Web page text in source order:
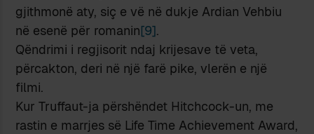
gjithmonë aty, siç e vë në dukje Ardian Vehbiu
në esenë për romanin[9].
Qëndrimi i regjisorit ndaj krijesave të veta,
përcakton, deri në një farë pike, vlerën e një
filmi.
Kur Truffaut-ja përshëndet Hitchcock-un, me
rastin e marrjes së Life Time Achievement Award,